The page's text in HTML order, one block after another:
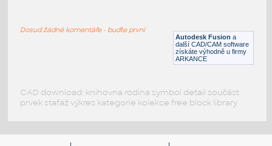
F3D Potrubí Autodesk Fusion a
další CAD/CAM software
získáte výhodně u firmy
ARKANCE
Dosud žádné komentáře - buďte první
CAD download: knihovna rodina symbol detail součást
prvek stafáž výkres kategorie kolekce free block library